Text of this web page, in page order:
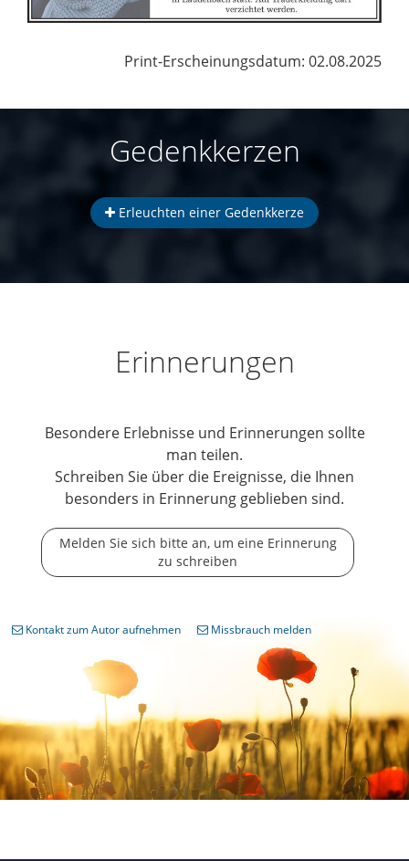
Print-Erscheinungsdatum: 02.08.2025
Gedenkkerzen
Erleuchten einer Gedenkkerze
Erinnerungen
Besondere Erlebnisse und Erinnerungen sollte
man teilen.
Schreiben Sie über die Ereignisse, die Ihnen
besonders in Erinnerung geblieben sind.
Melden Sie sich bitte an, um eine Erinnerung
zu schreiben
Kontakt zum Autor aufnehmen Missbrauch melden